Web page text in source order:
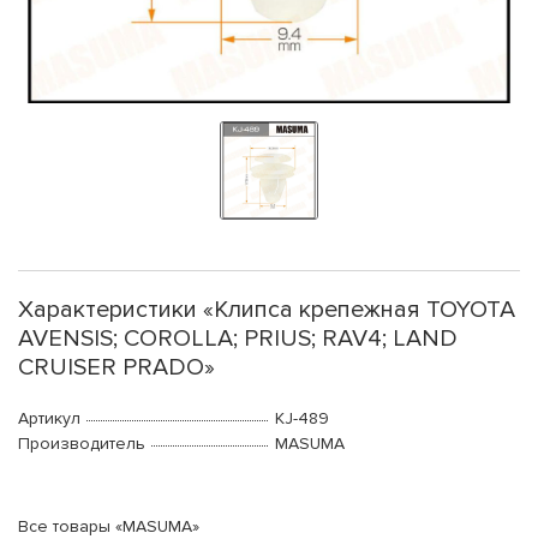
Характеристики «Клипса крепежная TOYOTA
AVENSIS; COROLLA; PRIUS; RAV4; LAND
CRUISER PRADO»
Артикул
KJ-489
Производитель
MASUMA
Все товары «MASUMA»